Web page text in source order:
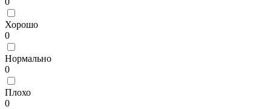
Хорошо
0
Нормально
0
Плохо
0